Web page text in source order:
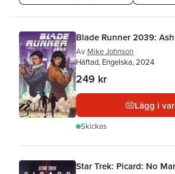
Blade Runner 2039:
Av Mike Johnson
Häftad, Engelska, 2024
249 kr
Lägg i
Skickas
Star Trek: Picard: No